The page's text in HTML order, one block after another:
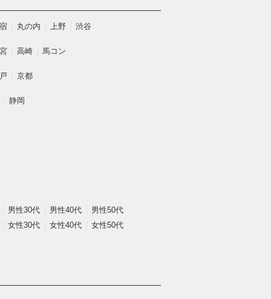
丸の内 上野 渋谷
高崎 馬コン
京都
静岡
男性30代 男性40代
男性50代
女性30代 女性40代 女性50代